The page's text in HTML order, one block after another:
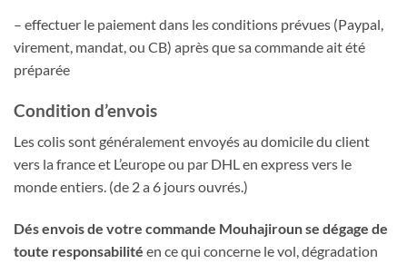
– effectuer le paiement dans les conditions prévues (Paypal,
virement, mandat, ou CB) après que sa commande ait été
préparée
Condition d’envois
Les colis sont généralement envoyés au domicile du client
vers la france et L’europe ou par DHL en express vers le
monde entiers. (de 2 a 6 jours ouvrés.)
Dés envois de votre commande Mouhajiroun se dégage de
toute responsabilité en ce qui concerne le vol, dégradation